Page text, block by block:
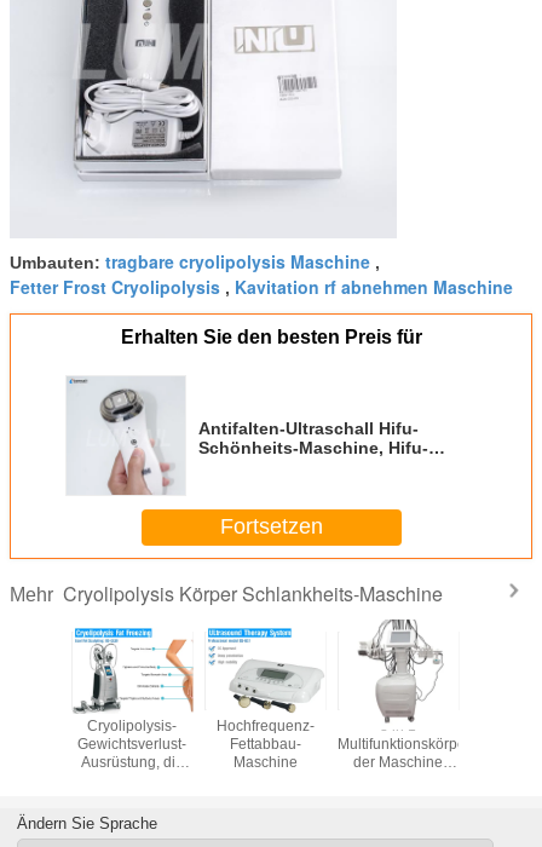
Umbauten: tragbare cryolipolysis Maschine ,
Fetter Frost Cryolipolysis , Kavitation rf abnehmen Maschine
Erhalten Sie den besten Preis für
Antifalten-Ultraschall Hifu-
Schönheits-Maschine, Hifu-
Fortsetzen
Mehr Cryolipolysis Körper Schlankheits-Maschine
Cryolipolysis-
Gewichtsverlust-
Ausrüstung, die
Hochfrequenz-
Fettabbau-
Maschine
8 in 1
Multifunktionskörper,
der Maschine
Ändern Sie Sprache